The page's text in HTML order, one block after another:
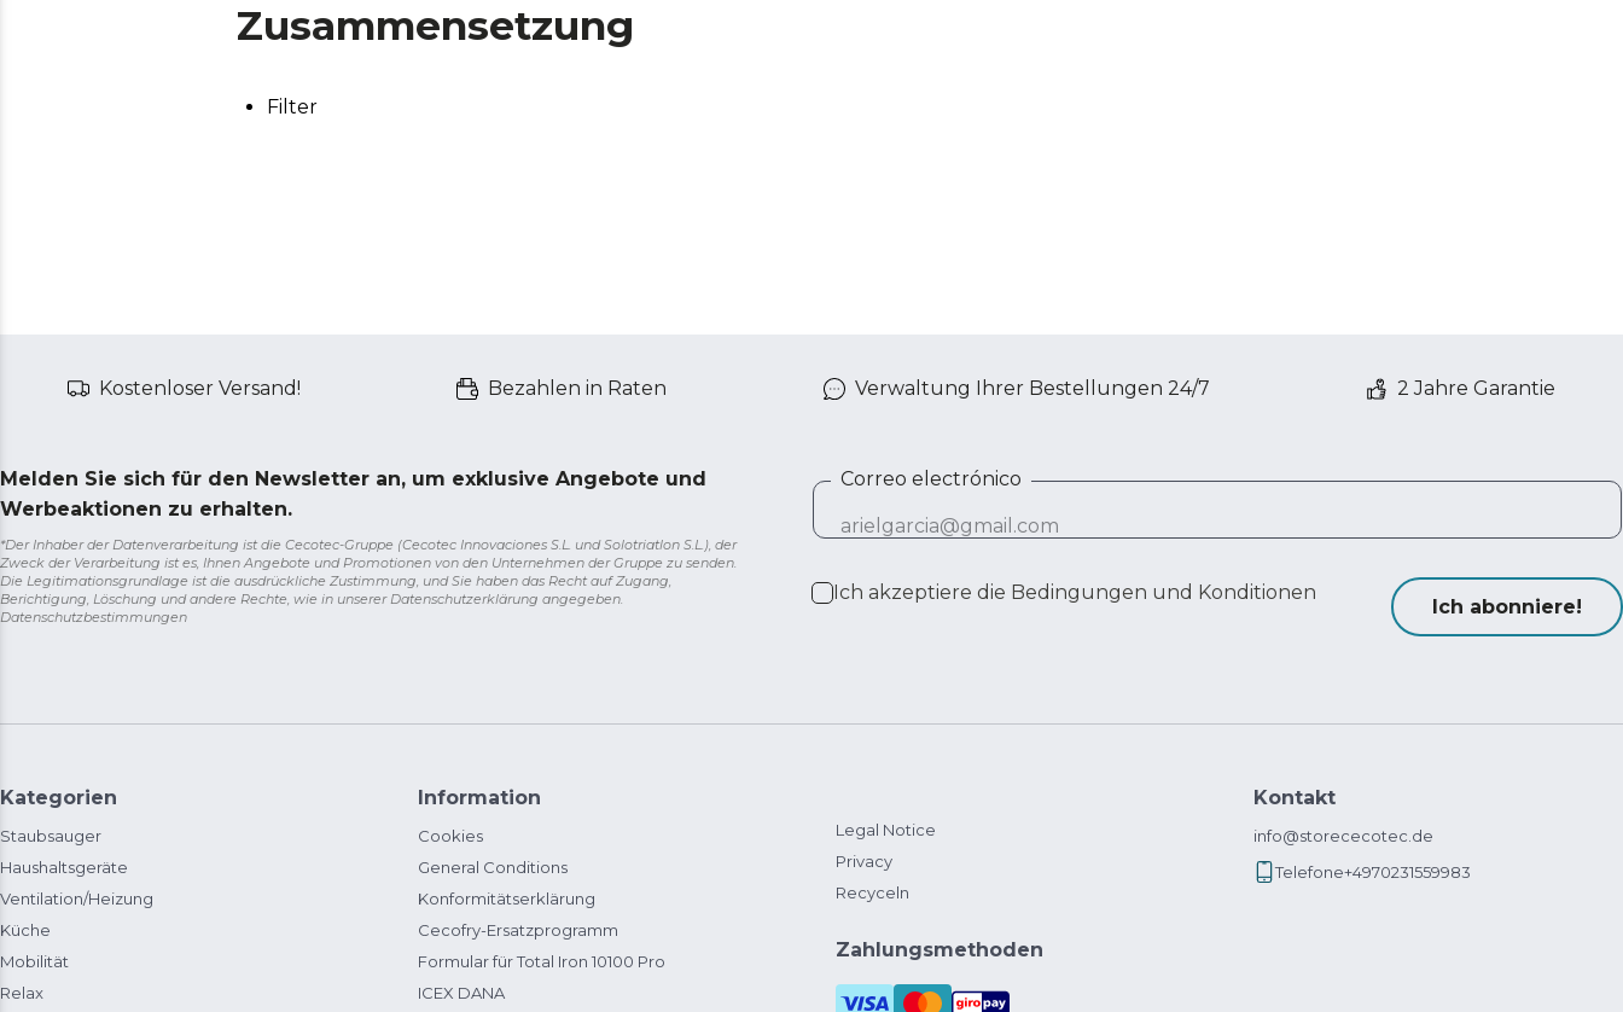
Zusammensetzung
Filter
Kostenloser Versand! Bezahlen in Raten Verwaltung Ihrer Bestellungen 24/7 2 Jahre Garantie
Melden Sie sich für den Newsletter an, um exklusive Angebote und
Werbeaktionen zu erhalten.
*Der Inhaber der Datenverarbeitung ist die Cecotec-Gruppe (Cecotec Innovaciones S.L. und Solotriatlon S.L.), der
Zweck der Verarbeitung ist es, Ihnen Angebote und Promotionen von den Unternehmen der Gruppe zu senden.
Die Legitimationsgrundlage ist die ausdrückliche Zustimmung, und Sie haben das Recht auf Zugang,
Berichtigung, Löschung und andere Rechte, wie in unserer Datenschutzerklärung angegeben.
Datenschutzbestimmungen
Correo electrónico
Ich akzeptiere die Bedingungen und Konditionen
Ich abonniere!
Kategorien
Staubsauger
Haushaltsgeräte
Ventilation/Heizung
Küche
Mobilität
Relax
Information
Cookies
General Conditions
Konformitätserklärung
Cecofry-Ersatzprogramm
Formular für Total Iron 10100 Pro
ICEX DANA
Legal Notice
Privacy
Recyceln
Zahlungsmethoden
Kontakt
info@storececotec.de
Telefone+4970231559983